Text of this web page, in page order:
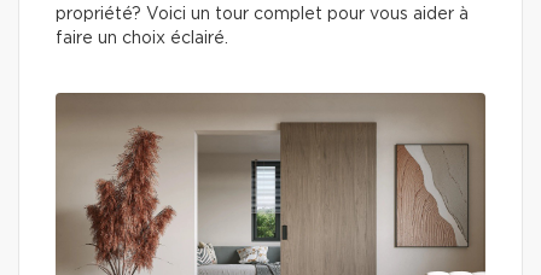
propriété? Voici un tour complet pour vous aider à
faire un choix éclairé.